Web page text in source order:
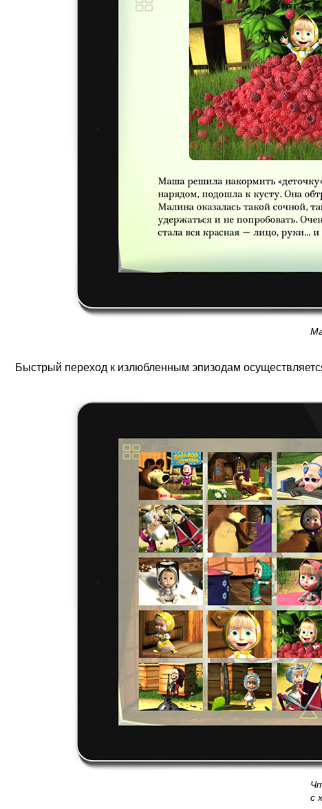
Быстрый переход к излюбленным эпизодам
с